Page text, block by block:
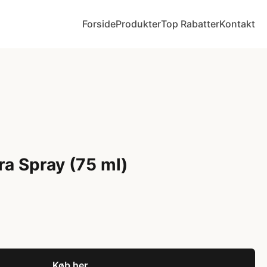
ForsideProdukterTop RabatterKontakt
Spray (75 ml)